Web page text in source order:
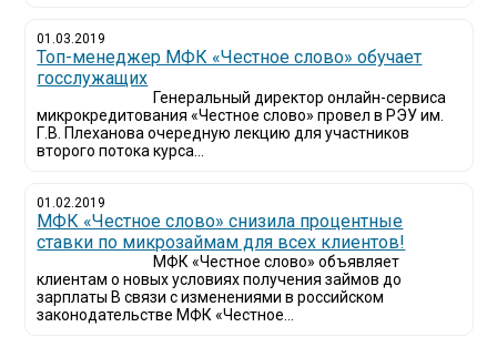
01.03.2019
Топ-менеджер МФК «Честное слово» обучает
госслужащих
Генеральный директор онлайн-сервиса
микрокредитования «Честное слово» провел в РЭУ им.
Г.В. Плеханова очередную лекцию для участников
второго потока курса...
01.02.2019
МФК «Честное слово» снизила процентные
ставки по микрозаймам для всех клиентов!
МФК «Честное слово» объявляет
клиентам о новых условиях получения займов до
зарплаты В связи с изменениями в российском
законодательстве МФК «Честное...